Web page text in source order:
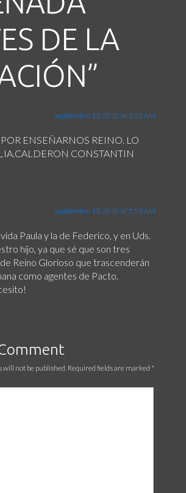
DE LA
”
septiembre 13, 2010 at 1:32 AM
POR ENSEÑARNOS REINO. LO
CONSTANTIN
septiembre 13, 2010 at 1:58 AM
Paula y la de Federico, y en Uds.
hijo, ya que sé que son tres
Reino Glorioso que trascenderán
como agentes de Pacto.
will not be published. Required fields are marked *